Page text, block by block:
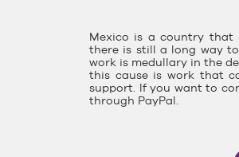
Mexico is a country that
there is still a long way
work is medullary in the
this cause is work that
support. If you want to
through PayPal.